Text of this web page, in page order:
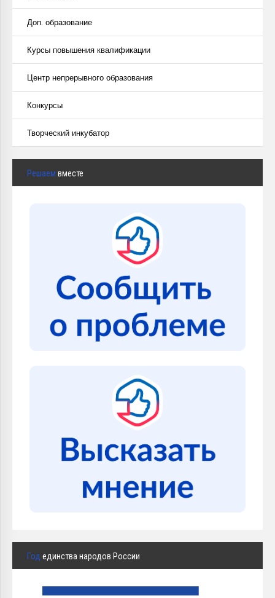
Доп. образование
Курсы повышения квалификации
Центр непрерывного образования
Конкурсы
Творческий инкубатор
Решаем вместе
Год единства народов России